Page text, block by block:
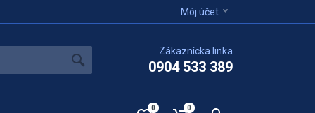
Môj účet
Zákaznícka linka
0904 533 389
0 0